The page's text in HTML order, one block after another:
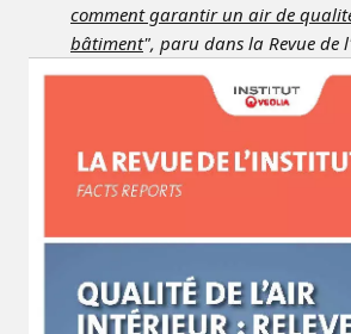
comment garantir un air de
bâtiment", paru dans la Revue de